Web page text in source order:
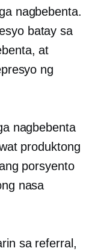
nagbebenta.
batay sa
at
ng
nagbebenta
produktong
porsyento
nasa
sa referral,